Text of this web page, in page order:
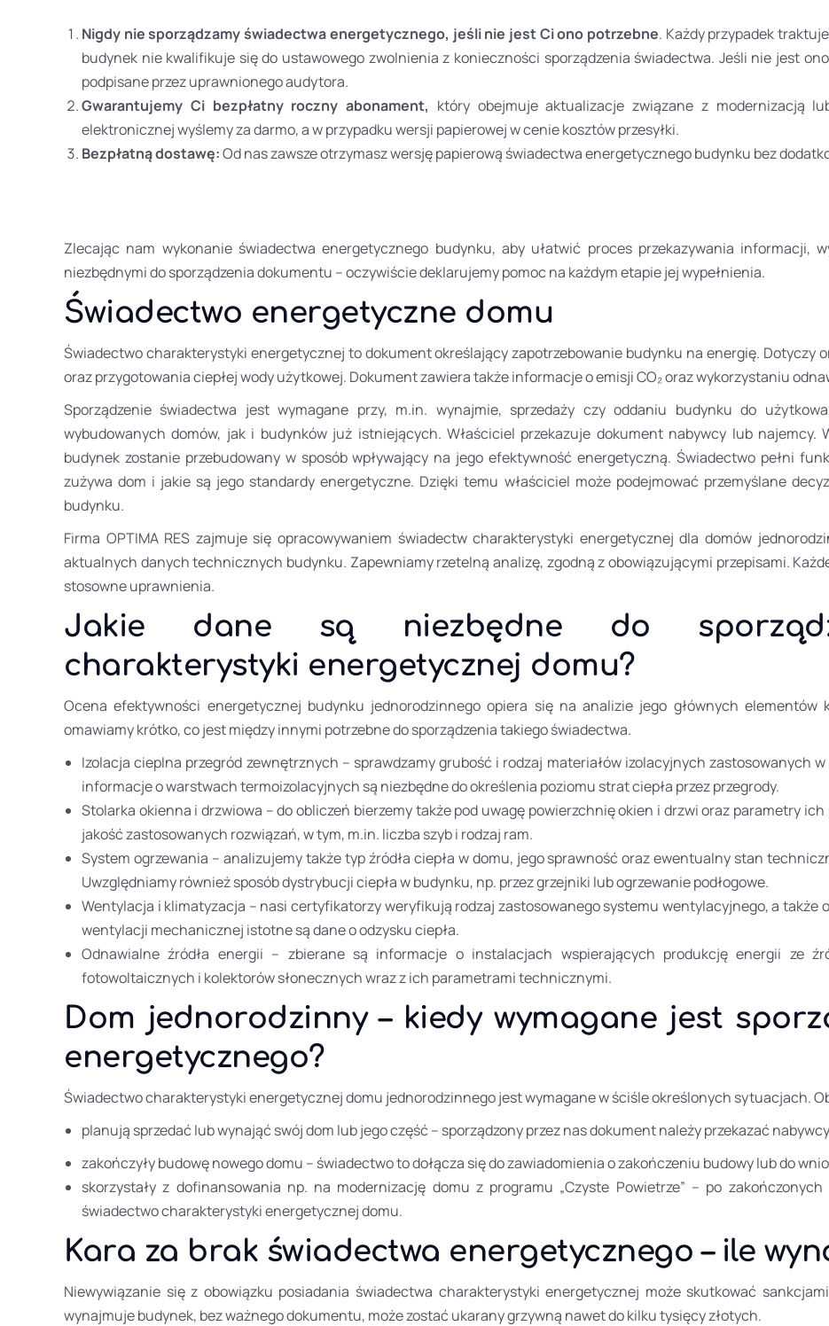
Nigdy nie sporządzamy świadectwa energetycznego, jeśli nie jest Ci ono potrzebne. Każdy przypadek
budynek nie kwalifikuje się do ustawowego zwolnienia z konieczności sporządzenia świadectwa. Jeśli nie jest
podpisane przez uprawnionego audytora.
Gwarantujemy Ci bezpłatny roczny abonament, który obejmuje aktualizacje związane z modernizacją
elektronicznej wyślemy za darmo, a w przypadku wersji papierowej w cenie kosztów przesyłki.
Bezpłatną dostawę:Od nas zawsze otrzymasz wersję papierową świadectwa energetycznego budynku bez
Zlecając nam wykonanie świadectwa energetycznego budynku, aby ułatwić proces przekazywania informacji,
niezbędnymi do sporządzenia dokumentu – oczywiście deklarujemy pomoc na każdym etapie jej wypełnienia.
Świadectwo energetyczne domu
Świadectwo charakterystyki energetycznej to dokument określający zapotrzebowanie budynku na energię. Dotyczy
oraz przygotowania ciepłej wody użytkowej. Dokument zawiera także informacje o emisji CO₂ oraz wykorzystaniu
Sporządzenie świadectwa jest wymagane przy, m.in. wynajmie, sprzedaży czy oddaniu budynku do
wybudowanych domów, jak i budynków już istniejących. Właściciel przekazuje dokument nabywcy lub najemcy.
budynek zostanie przebudowany w sposób wpływający na jego efektywność energetyczną. Świadectwo pełni
zużywa dom i jakie są jego standardy energetyczne. Dzięki temu właściciel może podejmować przemyślane
budynku.
Firma OPTIMA RES zajmuje się opracowywaniem świadectw charakterystyki energetycznej dla domów
aktualnych danych technicznych budynku. Zapewniamy rzetelną analizę, zgodną z obowiązującymi przepisami.
stosowne uprawnienia.
Jakie dane są niezbędne do
charakterystyki energetycznej domu?
Ocena efektywności energetycznej budynku jednorodzinnego opiera się na analizie jego głównych
omawiamy krótko, co jest między innymi potrzebne do sporządzenia takiego świadectwa.
Izolacja cieplna przegród zewnętrznych – sprawdzamy grubość i rodzaj materiałów izolacyjnych zastosowanych
informacje o warstwach termoizolacyjnych są niezbędne do określenia poziomu strat ciepła przez przegrody.
Stolarka okienna i drzwiowa – do obliczeń bierzemy także pod uwagę powierzchnię okien i drzwi oraz parametry
jakość zastosowanych rozwiązań, w tym, m.in. liczba szyb i rodzaj ram.
System ogrzewania – analizujemy także typ źródła ciepła w domu, jego sprawność oraz ewentualny stan
Uwzględniamy również sposób dystrybucji ciepła w budynku, np. przez grzejniki lub ogrzewanie podłogowe.
Wentylacja i klimatyzacja – nasi certyfikatorzy weryfikują rodzaj zastosowanego systemu wentylacyjnego, a także
wentylacji mechanicznej istotne są dane o odzysku ciepła.
Odnawialne źródła energii – zbierane są informacje o instalacjach wspierających produkcję energii ze
fotowoltaicznych i kolektorów słonecznych wraz z ich parametrami technicznymi.
Dom jednorodzinny – kiedy wymagane jest
energetycznego?
Świadectwo charakterystyki energetycznej domu jednorodzinnego jest wymagane w ściśle określonych sytuacjach.
planują sprzedać lub wynająć swój dom lub jego część – sporządzony przez nas dokument należy przekazać
zakończyły budowę nowego domu – świadectwo to dołącza się do zawiadomienia o zakończeniu budowy lub do
skorzystały z dofinansowania np. na modernizację domu z programu „Czyste Powietrze” – po
świadectwo charakterystyki energetycznej domu.
Kara za brak świadectwa energetycznego – ile
Niewywiązanie się z obowiązku posiadania świadectwa charakterystyki energetycznej może skutkować
wynajmuje budynek, bez ważnego dokumentu, może zostać ukarany grzywną nawet do kilku tysięcy złotych.